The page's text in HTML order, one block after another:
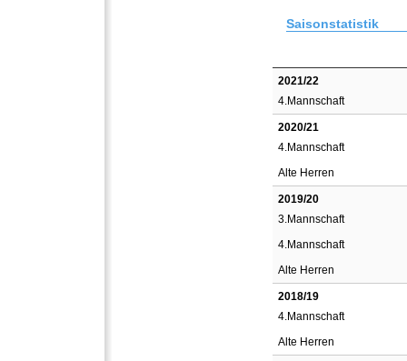
Saisonstatistik
2021/22
4.Mannschaft
2020/21
4.Mannschaft
Alte Herren
2019/20
3.Mannschaft
4.Mannschaft
Alte Herren
2018/19
4.Mannschaft
Alte Herren